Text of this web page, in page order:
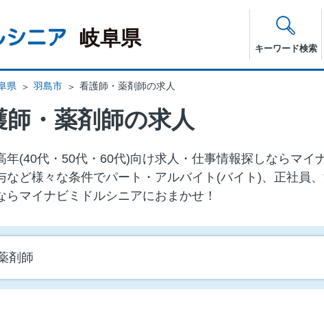
岐阜県 キーワード検索
県 羽島市 看護師・薬剤師の求人
・薬剤師の求人
(40代・50代・60代)向け求⼈・仕事情報探しならマイ
ど様々な条件でパート・アルバイト(バイト)、正社員
マイナビミドルシニアにおまかせ！
剤師